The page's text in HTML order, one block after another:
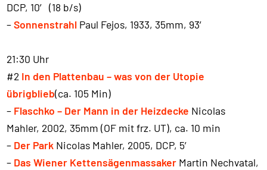
DCP, 10′ (18 b/s)
–Sonnenstrahl Paul Fejos, 1933, 35mm, 93′
21:30 Uhr
#2 In den Plattenbau – was von der Utopie
übrigblieb(ca. 105 Min)
– Flaschko – Der Mann in der Heizdecke Nicolas
Mahler, 2002, 35mm (OF mit frz. UT), ca. 10 min
– Der Park Nicolas Mahler, 2005, DCP, 5′
– Das Wiener Kettensägenmassaker Martin Nechvatal,